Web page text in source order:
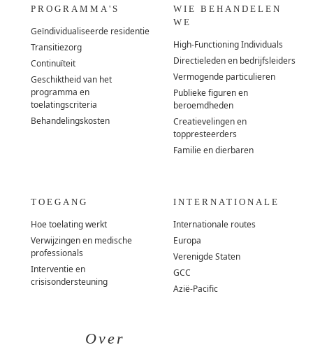
PROGRAMMA'S
Geïndividualiseerde residentie
Transitiezorg
Continuïteit
Geschiktheid van het
programma en
toelatingscriteria
Behandelingskosten
WIE BEHANDELEN
WE
High-Functioning Individuals
Directieleden en bedrijfsleiders
Vermogende particulieren
Publieke figuren en
beroemdheden
Creatievelingen en
toppresteerders
Familie en dierbaren
TOEGANG
Hoe toelating werkt
Verwijzingen en medische
professionals
Interventie en
crisisondersteuning
INTERNATIONALE
Internationale routes
Europa
Verenigde Staten
GCC
Azië-Pacific
Over